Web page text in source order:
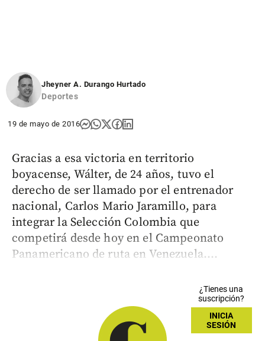
Jheyner A. Durango Hurtado
Deportes
19 de mayo de 2016
Gracias a esa victoria en territorio
boyacense, Wálter, de 24 años, tuvo el
derecho de ser llamado por el entrenador
nacional, Carlos Mario Jaramillo, para
integrar la Selección Colombia que
competirá desde hoy en el Campeonato
Panamericano de ruta en Venezuela....
¿Tienes una
suscripción?
INICIA
SESIÓN